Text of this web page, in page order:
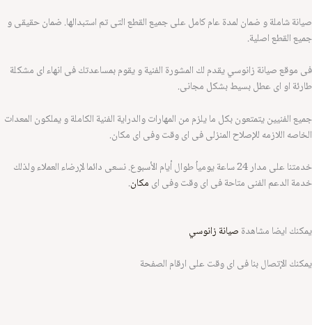
شاملة و ضمان لمدة عام كامل على جميع القطع التى تم استبدالها. ضمان حقيقى و
القطع اصلية.
موقع صيانة زانوسي يقدم لك المشورة الفنية و يقوم بمساعدتك فى انهاء اى مشكلة
او اى عطل بسيط بشكل مجانى.
الفنيين يتمتعون بكل ما يلزم من المهارات والدراية الفنية الكاملة و يملكون المعدات
اللازمه للإصلاح المنزلى فى اى وقت وفى اى مكان.
خدمتنا على مدار 24 ساعة يومياُ طوال أيام الأسبوع. نسعى دائما لإرضاء العملاء ولذلك
الدعم الفنى متاحة فى اى وقت وفى اىمكان.
ايضا مشاهدةصيانة زانوسي
الإتصال بنا فى اى وقت على ارقام الصفحة